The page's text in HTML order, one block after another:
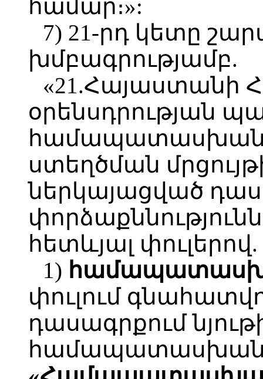
համար։»:
7) 21-րդ կետը
խմբագրությամբ.
«21.Հայաստանի
օրենսդրության
ստեղծման
ներկայացված
հետևյալ փուլերով.
1)
փուլում
դասագրքում